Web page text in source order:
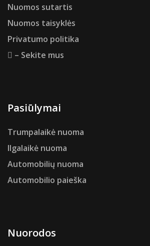
Nuomos sutartis
Nuomos taisyklės
Privatumo politika
– Sekite mus
Pasiūlymai
Trumpalaikė nuoma
Ilgalaikė nuoma
Automobilių nuoma
Automobilio paieška
Nuorodos